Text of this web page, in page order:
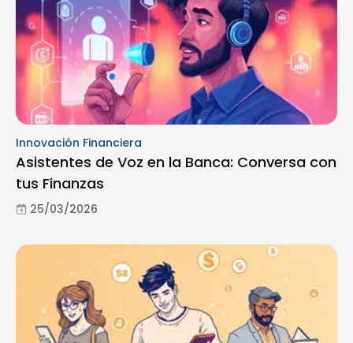
Innovación Financiera
Asistentes de Voz en la Banca: Conversa con
tus Finanzas
25/03/2026